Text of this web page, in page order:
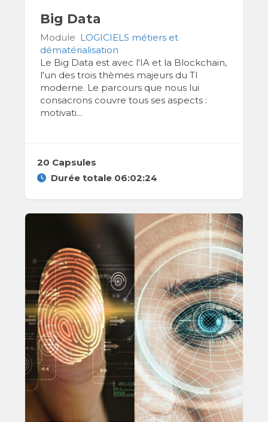
Big Data
Module LOGICIELS métiers et
dématérialisation
Le Big Data est avec l'IA et la Blockchain,
l'un des trois thèmes majeurs du TI
moderne. Le parcours que nous lui
consacrons couvre tous ses aspects :
motivati...
20 Capsules
Durée totale 06:02:24